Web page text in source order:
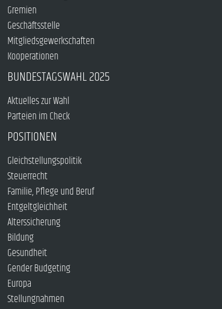
Gremien
Geschäftsstelle
Mitgliedsgewerkschaften
Kooperationen
BUNDESTAGSWAHL 2025
Aktuelles zur Wahl
Parteien im Check
POSITIONEN
Gleichstellungspolitik
Steuerrecht
Familie, Pflege und Beruf
Entgeltgleichheit
Alterssicherung
Bildung
Gesundheit
Gender Budgeting
Europa
Stellungnahmen